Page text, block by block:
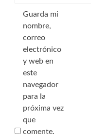
Guarda mi
nombre,
correo
electrónico
y web en
este
navegador
para la
próxima vez
que
comente.